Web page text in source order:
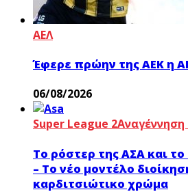
ΑΕΛ
Έφερε πρώην της ΑΕΚ η
06/08/2026
Super League 2
Το ρόστερ της ΑΣΑ και το
– Το νέο μοντέλο
καρδιτσιώτικο χρώμα